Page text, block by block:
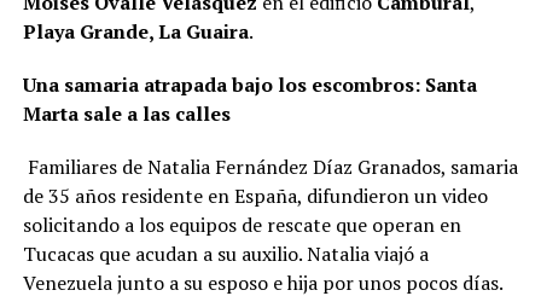
Playa Grande, La Guaira.
Una samaria atrapada bajo los escombros: Santa
Marta sale a las calles
Familiares de Natalia Fernández Díaz Granados, samaria
de 35 años residente en España, difundieron un video
solicitando a los equipos de rescate que operan en
Tucacas que acudan a su auxilio. Natalia viajó a
Venezuela junto a su esposo e hija por unos pocos días.